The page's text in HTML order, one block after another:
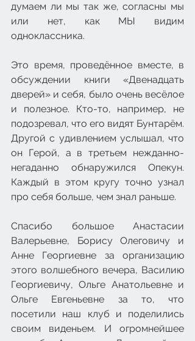
думаем ли мы так же, согласны мы
или нет, как МЫ видим
одноклассника.
Это время, проведённое вместе, в
обсуждении книги «Двенадцать
дверей» и себя, было очень весёлое
и полезное. Кто-то, например, не
подозревал, что его видят Бунтарём.
Другой с удивлением услышал, что
он Герой, а в третьем нежданно-
негаданно обнаружился Опекун.
Каждый в этом кругу точно узнал
про себя больше, чем знал раньше.
Спасибо большое Анастасии
Валерьевне, Борису Олеговичу и
Анне Георгиевне за организацию
этого волшебного вечера, Василию
Георгиевичу, Ольге Анатольевне и
Ольге Евгеньевне за то, что
посетили наш клуб и поделились
своим виденьем. И огромнейшее